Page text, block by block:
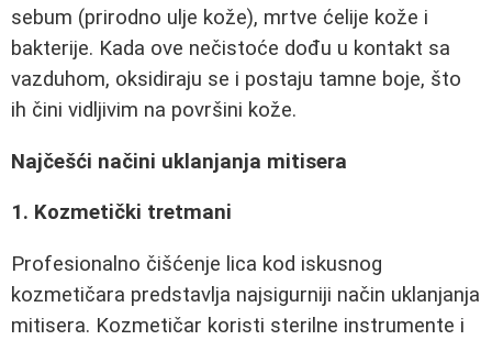
sebum (prirodno ulje kože), mrtve ćelije kože i
bakterije. Kada ove nečistoće dođu u kontakt sa
vazduhom, oksidiraju se i postaju tamne boje, što
ih čini vidljivim na površini kože.
Najčešći načini uklanjanja mitisera
1. Kozmetički tretmani
Profesionalno čišćenje lica kod iskusnog
kozmetičara predstavlja najsigurniji način uklanjanja
mitisera. Kozmetičar koristi sterilne instrumente i